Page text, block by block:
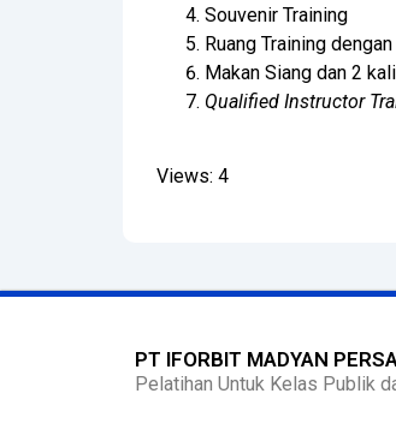
Souvenir Training
Ruang Training
Makan Siang dan 2 kali
Qualified Instructor
Views: 4
PT IFORBIT MADYAN
Pelatihan Untuk Kelas Publik